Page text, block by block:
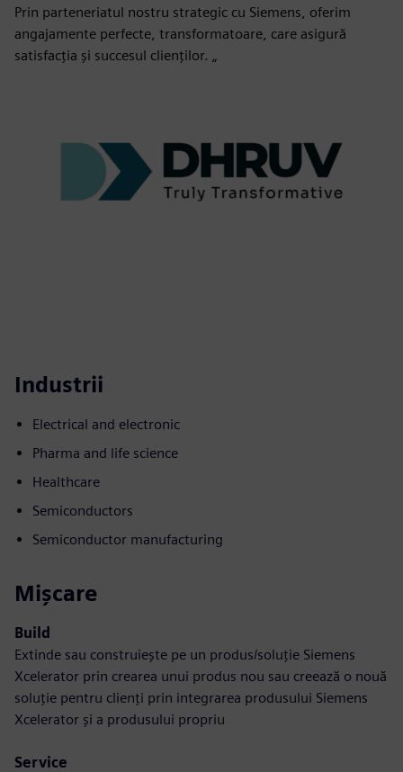
Prin parteneriatul nostru strategic cu Siemens, oferim
angajamente perfecte, transformatoare, care asigură
satisfacția și succesul clienților. „
Industrii
Electrical and electronic
Pharma and life science
Healthcare
Semiconductors
Semiconductor manufacturing
Mișcare
Build
Extinde sau construiește pe un produs/soluție Siemens
Xcelerator prin crearea unui produs nou sau creează o nouă
soluție pentru clienți prin integrarea produsului Siemens
Xcelerator și a produsului propriu
Service